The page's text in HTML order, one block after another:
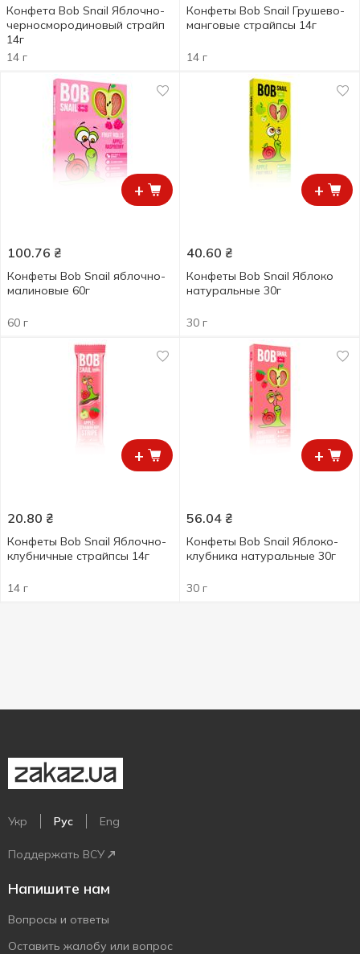
Конфета Bob Snail Яблочно-
черносмородиновый страйп
14г
14 г
Конфеты Bob Snail Грушево-
манговые cтрайпсы 14г
14 г
+
100.76 ₴
Конфеты Bob Snail яблочно-
малиновые 60г
60 г
+
40.60 ₴
Конфеты Bob Snail Яблоко
натуральные 30г
30 г
+
20.80 ₴
Конфеты Bob Snail Яблочно-
клубничные cтрайпсы 14г
14 г
+
56.04 ₴
Конфеты Bob Snail Яблоко-
клубника натуральные 30г
30 г
Укр Рус Eng
Поддержать ВСУ
Напишите нам
Вопросы и ответы
Оставить жалобу или вопрос